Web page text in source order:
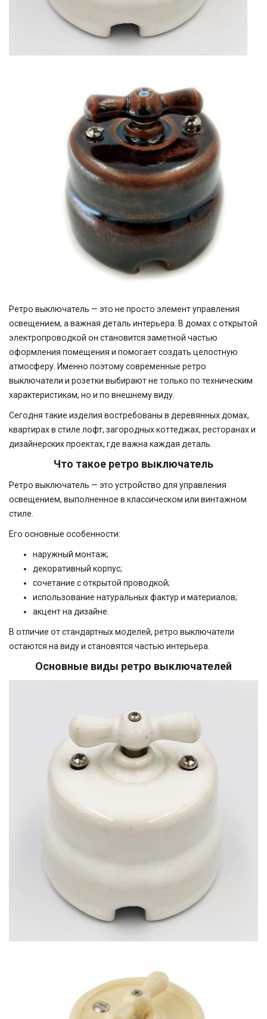
Ретро выключатель — это не просто элемент управления
освещением, а важная деталь интерьера. В домах с открытой
электропроводкой он становится заметной частью
оформления помещения и помогает создать целостную
атмосферу. Именно поэтому современные ретро
выключатели и розетки выбирают не только по техническим
характеристикам, но и по внешнему виду.
Сегодня такие изделия востребованы в деревянных домах,
квартирах в стиле лофт, загородных коттеджах, ресторанах и
дизайнерских проектах, где важна каждая деталь.
Что такое ретро выключатель
Ретро выключатель — это устройство для управления
освещением, выполненное в классическом или винтажном
стиле.
Его основные особенности:
наружный монтаж;
декоративный корпус;
сочетание с открытой проводкой;
использование натуральных фактур и материалов;
акцент на дизайне.
В отличие от стандартных моделей, ретро выключатели
остаются на виду и становятся частью интерьера.
Основные виды ретро выключателей